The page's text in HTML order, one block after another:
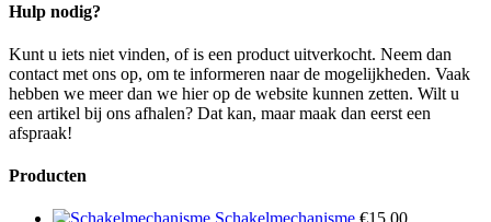
Hulp nodig?
Kunt u iets niet vinden, of is een product uitverkocht. Neem dan
contact met ons op, om te informeren naar de mogelijkheden. Vaak
hebben we meer dan we hier op de website kunnen zetten. Wilt u
een artikel bij ons afhalen? Dat kan, maar maak dan eerst een
afspraak!
Producten